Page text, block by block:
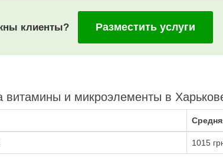
клиенты? Разместить услуги
витамины и микроэлементы в
1015